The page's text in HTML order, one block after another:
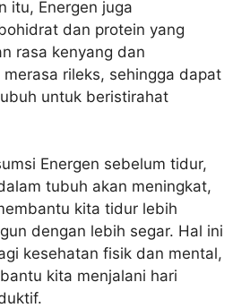
itu, Energen juga
dan protein yang
rasa kenyang dan
rileks, sehingga dapat
untuk beristirahat
Energen sebelum tidur,
tubuh akan meningkat,
kita tidur lebih
dengan lebih segar. Hal ini
kesehatan fisik dan mental,
kita menjalani hari